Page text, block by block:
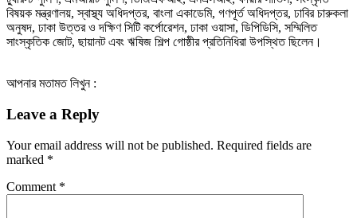
বিষয়ক মন্ত্রণালয়, স্বাস্থ্য অধিদপ্তর, বাংলা একাডেমি, গণপূর্ত অধিদপ্তর, ঢাবির চারুকলা
অনুষদ, ঢাকা উত্তর ও দক্ষিণ সিটি কর্পোরেশন, ঢাকা ওয়াসা, ডিপিডিসি, সম্মিলিত
সাংস্কৃতিক জোট, ছায়ানট এবং ঋষিজ শিল্প গোষ্ঠীর প্রতিনিধিরা উপস্থিত ছিলেন।
আপনার মতামত লিখুন :
Leave a Reply
Your email address will not be published. Required fields are
marked *
Comment *